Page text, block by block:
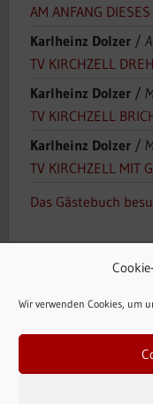
Wir verwenden Cookies, um
AM ANFANG
Karlheinz Dolzer/
TV KIRCHZELL
Karlheinz Dolzer/
TV KIRCHZELL
Karlheinz Dolzer/
TV KIRCHZELL MIT
Das Gästebuch